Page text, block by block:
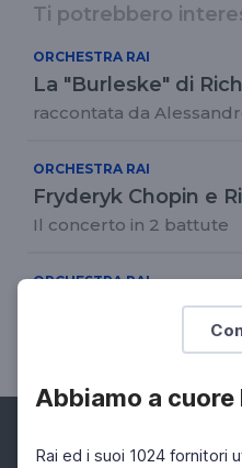
Abbiamo a
Rai ed i suoi 1024 fornitori
Ti potrebbero
ORCHESTRA RAI
La "Burleske" di
raccontata da
ORCHESTRA RAI
Fryderyk Chopin e
Il concerto in 2 battute
ORCHESTRA RAI
Stagione 2022/
02 Feb 2023 > 03 Feb